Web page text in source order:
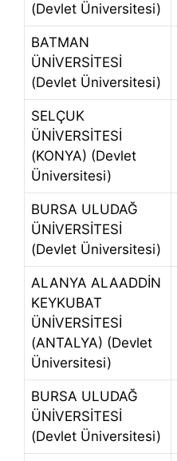
(Devlet Üniversitesi)
BATMAN
ÜNİVERSİTESİ
(Devlet Üniversitesi)
SELÇUK
ÜNİVERSİTESİ
(KONYA) (Devlet
Üniversitesi)
BURSA ULUDAĞ
ÜNİVERSİTESİ
(Devlet Üniversitesi)
ALANYA ALAADDİN
KEYKUBAT
ÜNİVERSİTESİ
(ANTALYA) (Devlet
Üniversitesi)
BURSA ULUDAĞ
ÜNİVERSİTESİ
(Devlet Üniversitesi)